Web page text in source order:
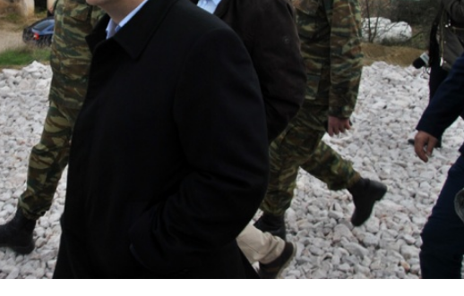
πυρηνικής συνεργασίας ΗΠΑ-Σαουδικής Αραβίας
ΑΠΟΨΕΙΣ
της Τηλλυρίας και το Σχέδιο Άτσεσον
“Mega-Fiers”…
Τσουκαλάς: Αντιπολίτευση
Μεταξάς και η 4η Αυγούστου: Πώς ένας αποτυχημένος κοινοβουλευτικός έγινε
δεν απειλείται και δεν εκβιάζεται
ΠΑΡΕΜΒΑΣΕΙΣ
ΕΛ.ΑΣ.; Γιατί η μάχη της δεύτερης θέσης είναι (πολύ) ανοιχτή ακόμη. Προς αναμέτρηση
-Τσίπρα.
ΑΠΟΨΕΙΣ
της δημοκρατικής παράταξης: Ο λαός θέλει, αλλά τα κόμματα της αντιπολίτευσης δεν